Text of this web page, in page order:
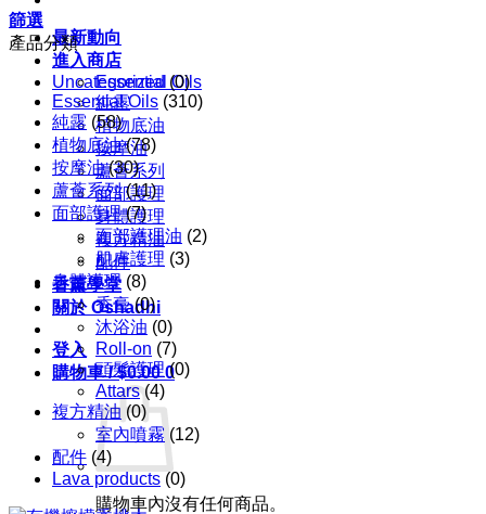
最新動向
進入商店
Essential Oils
純露
植物底油
按摩油
蘆薈系列
面部護理
身體護理
複方精油
配件
香薰學堂
關於 Oshadhi
登入
購物車 /$0.00 0
購物車內沒有任何商品。
篩選
產品分類
Uncategorized (0)
Essential Oils (310)
純露 (58)
植物底油 (78)
按摩油 (30)
蘆薈系列 (11)
面部護理 (7)
面部護理油 (2)
肌膚護理 (3)
身體護理 (8)
香膏 (0)
沐浴油 (0)
Roll-on (7)
頭髮護理 (0)
Attars (4)
複方精油 (0)
室內噴霧 (12)
配件 (4)
Lava products (0)